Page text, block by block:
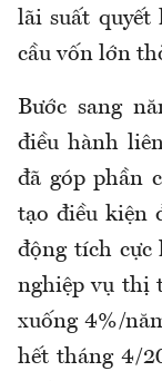
lãi suất quyết
cầu vốn lớn
Bước sang
điều hành
đã góp phần
tạo điều kiện
động tích cực
nghiệp vụ thị
xuống 4%/
hết tháng 4/